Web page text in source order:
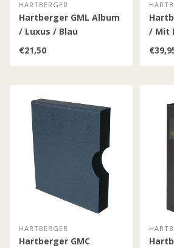
HARTBERGER
Hartberger GML Album
/ Luxus / Blau
€21,50
/ Mit
Blau
HARTBERGER
Hartberger GMC